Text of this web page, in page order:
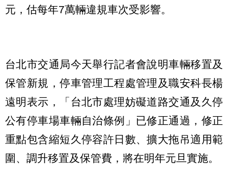
元，估每年7萬輛違規車次受影響。
台北市交通局今天舉行記者會說明車輛移置及
保管新規，停車管理工程處管理及職安科長楊
遠明表示，「台北市處理妨礙道路交通及久停
公有停車場車輛自治條例」已修正通過，修正
重點包含縮短久停容許日數、擴大拖吊適用範
圍、調升移置及保管費，將在明年元旦實施。